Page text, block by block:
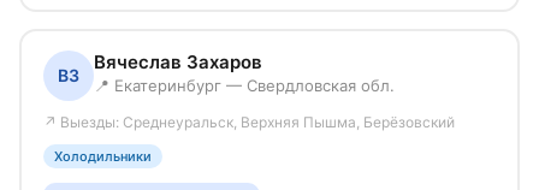
ВЗ
Вячеслав Захаров
📍 Екатеринбург — Свердловская обл.
↗ Выезды: Среднеуральск, Верхняя Пышма, Берёзовский
Холодильники